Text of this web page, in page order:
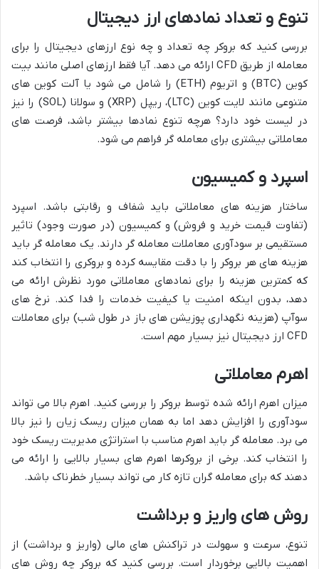
تنوع و تعداد نمادهای ارز دیجیتال
بررسی کنید که بروکر چه تعداد و چه نوع ارزهای دیجیتال را برای
معامله از طریق CFD ارائه می دهد. آیا فقط ارزهای اصلی مانند بیت
کوین (BTC) و اتریوم (ETH) را شامل می شود یا آلت کوین های
متنوعی مانند لایت کوین (LTC)، ریپل (XRP) و سولانا (SOL) را نیز
در لیست خود دارد؟ هرچه تنوع نمادها بیشتر باشد، فرصت های
معاملاتی بیشتری برای معامله گر فراهم می شود.
اسپرد و کمیسیون
ساختار هزینه های معاملاتی باید شفاف و رقابتی باشد. اسپرد
(تفاوت قیمت خرید و فروش) و کمیسیون (در صورت وجود) تاثیر
مستقیمی بر سودآوری معاملات معامله گر دارند. یک معامله گر باید
هزینه های هر بروکر را با دقت مقایسه کرده و بروکری را انتخاب کند
که کمترین هزینه را برای نمادهای معاملاتی مورد نظرش ارائه می
دهد، بدون اینکه امنیت یا کیفیت خدمات را فدا کند. نرخ های
سوآپ (هزینه نگهداری پوزیشن های باز در طول شب) برای معاملات
CFD ارز دیجیتال نیز بسیار مهم است.
اهرم معاملاتی
میزان اهرم ارائه شده توسط بروکر را بررسی کنید. اهرم بالا می تواند
سودآوری را افزایش دهد اما به همان میزان ریسک زیان را نیز بالا
می برد. معامله گر باید اهرم مناسب با استراتژی مدیریت ریسک خود
را انتخاب کند. برخی از بروکرها اهرم های بسیار بالایی را ارائه می
دهند که برای معامله گران تازه کار می تواند بسیار خطرناک باشد.
روش های واریز و برداشت
تنوع، سرعت و سهولت در تراکنش های مالی (واریز و برداشت) از
اهمیت بالایی برخوردار است. بررسی کنید که بروکر چه روش های